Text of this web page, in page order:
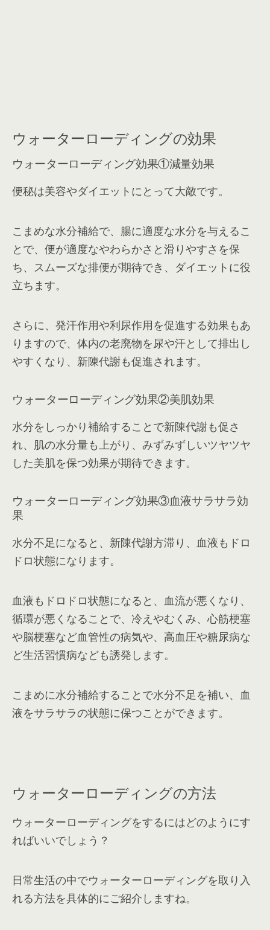
ウォーターローディングの効果
ウォーターローディング効果①減量効果
便秘は美容やダイエットにとって大敵です。
こまめな水分補給で、腸に適度な水分を与えるこ
とで、便が適度なやわらかさと滑りやすさを保
ち、スムーズな排便が期待でき、ダイエットに役
立ちます。
さらに、発汗作用や利尿作用を促進する効果もあ
りますので、体内の老廃物を尿や汗として排出し
やすくなり、新陳代謝も促進されます。
ウォーターローディング効果②美肌効果
水分をしっかり補給することで新陳代謝も促さ
れ、肌の水分量も上がり、みずみずしいツヤツヤ
した美肌を保つ効果が期待できます。
ウォーターローディング効果③血液サラサラ効
果
水分不足になると、新陳代謝方滞り、血液もドロ
ドロ状態になります。
血液もドロドロ状態になると、血流が悪くなり、
循環が悪くなることで、冷えやむくみ、心筋梗塞
や脳梗塞など血管性の病気や、高血圧や糖尿病な
ど生活習慣病なども誘発します。
こまめに水分補給することで水分不足を補い、血
液をサラサラの状態に保つことができます。
ウォーターローディングの方法
ウォーターローディングをするにはどのようにす
ればいいでしょう？
日常生活の中でウォーターローディングを取り入
れる方法を具体的にご紹介しますね。